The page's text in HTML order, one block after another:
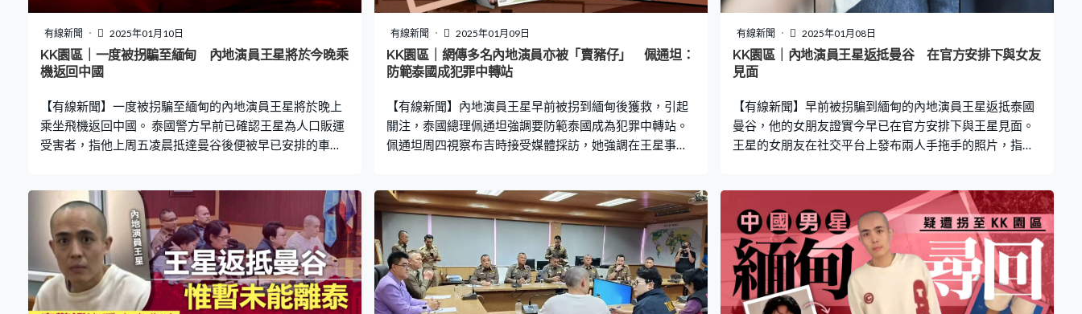
有實際效果，對於家屬而言是最安慰的。聯絡上是困難，
跟兩年前不同，兩年前詐騙模式可以讓他們用手機在一些
社交平台、網上媒體招攬受騙公眾，今年開始用桌上電
腦，沒收了他們的手機。」 港人被「賣豬仔」個案於
調相關執法部門的跟進工作。
有線新聞 2025年01月10日
KK園區｜一度被拐騙至緬甸 內地演員王星將於今晚乘
機返回中國
【有線新聞】一度被拐騙至緬甸的內地演員王星將於晚上
乘坐飛機返回中國。 泰國警方早前已確認王星為人口販運
受害者，指他上周五凌晨抵達曼谷後便被早已安排的車輛
坐的車輛從曼谷出發後便直奔緬甸，有利警方追蹤。針對
其他類似案件，警方強調，如接獲求助將按法律程序提供
協助。
有線新聞 2025年01月09日
KK園區｜網傳多名內地演員亦被「賣豬仔」 佩通坦：
防範泰國成犯罪中轉站
【有線新聞】內地演員王星早前被拐到緬甸後獲救，引起
關注，泰國總理佩通坦強調要防範泰國成為犯罪中轉站。
佩通坦周四視察布吉時接受媒體採訪，她強調在王星事件
泰國警方透露自己被關的大樓內，至少還有50中國人被關
押。內地社交平台亦傳出有多名演藝人員，遭遇與王星一
樣的經歷，被拐到緬甸後失聯，甚至傳出有女學生遊覽泰
國期間被綁走。其中受害模特兒楊澤琪的家屬已向中國大
使館求助，河北保定警方亦已立案。
有線新聞 2025年01月08日
KK園區｜內地演員王星返抵曼谷 在官方安排下與女友
見面
【有線新聞】早前被拐騙到緬甸的內地演員王星返抵泰國
曼谷，他的女朋友證實今早已在官方安排下與王星見面。
王星的女朋友在社交平台上發布兩人手拖手的照片，指在
步調查，發現王星存在被拐騙到鄰國進行選角工作的行
為，是人口販賣的受害者。由於調查工作尚未完成，預計
王星在1至2天後才可返回中國。